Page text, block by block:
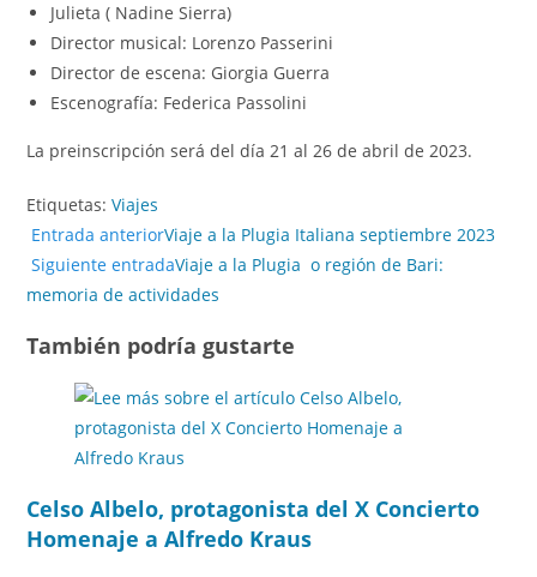
Julieta ( Nadine Sierra)
Director musical: Lorenzo Passerini
Director de escena: Giorgia Guerra
Escenografía: Federica Passolini
La preinscripción será del día 21 al 26 de abril de 2023.
Etiquetas:Viajes
Entrada anteriorViaje a la Plugia Italiana septiembre 2023
Siguiente entradaViaje a la Plugia o región de Bari:
memoria de actividades
También podría gustarte
Celso Albelo, protagonista del X Concierto
Homenaje a Alfredo Kraus